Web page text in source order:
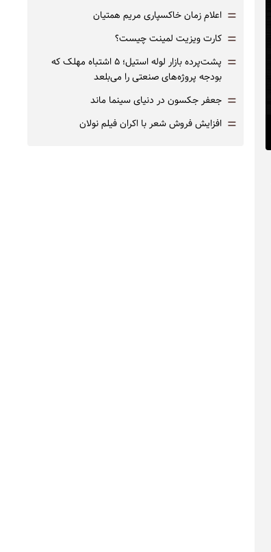
= اعلام زمان خاکسپاری مریم همتیان
= کارت ویزیت لمینت چیست؟
=
پشت‌پرده بازار لوله استیل؛ ۵ اشتباه مهلک که
بودجه پروژه‌های صنعتی را می‌بلعد
= جعفر جکسون در دنیای سینما ماند
= افزایش فروش شعر با اکران فیلم نولان